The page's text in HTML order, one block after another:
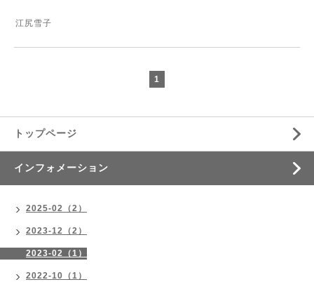
江尻雪子
1
トップページ
インフォメーション
2025-02（2）
2023-12（2）
2023-02（1）
2022-10（1）